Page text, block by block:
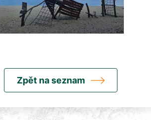
Zpět na seznam